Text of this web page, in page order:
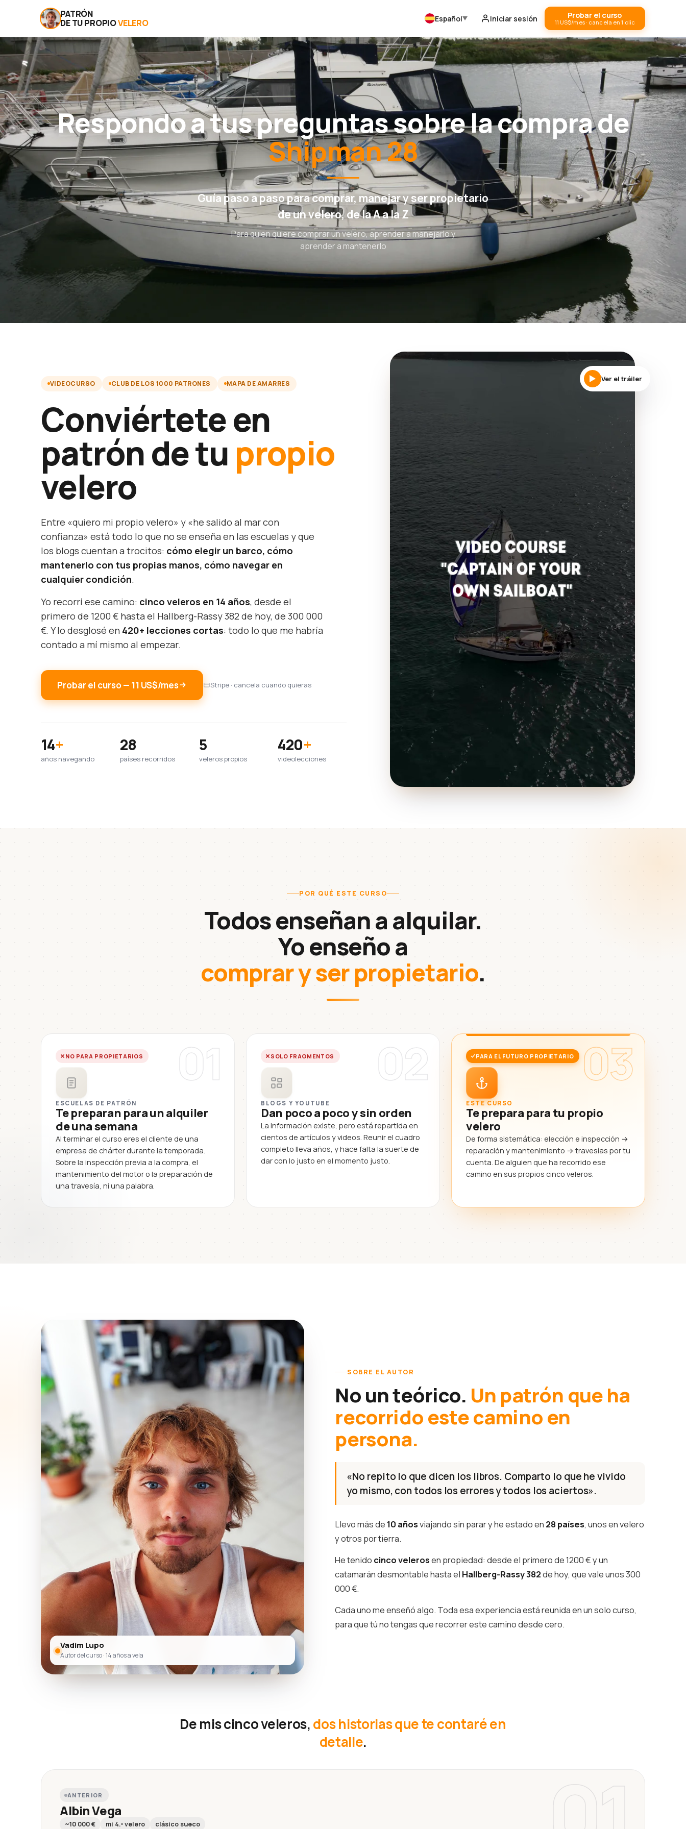
PATRÓN
DE TU PROPIOVELERO Español Iniciar sesión Probar el curso
11 US$/mes · cancela en 1 clic
Respondo a tus preguntas sobre la compra de
Shipman 28
Guía paso a paso para comprar, manejar y ser propietario
de un velero, de la A a la Z
Para quien quiere comprar un velero, aprender a manejarlo y
aprender a mantenerlo
VIDEOCURSO CLUB DE LOS 1000 PATRONES MAPA DE AMARRES
Conviértete en
patrón de tu propio
velero
Entre «quiero mi propio velero» y «he salido al mar con
confianza» está todo lo que no se enseña en las escuelas y que
los blogs cuentan a trocitos: cómo elegir un barco, cómo
mantenerlo con tus propias manos, cómo navegar en
cualquier condición.
Yo recorrí ese camino: cinco veleros en 14 años, desde el
primero de 1200 € hasta el Hallberg-Rassy 382 de hoy, de 300 000
€. Y lo desglosé en 420+ lecciones cortas: todo lo que me habría
contado a mí mismo al empezar.
Probar el curso — 11 US$/mes Stripe · cancela cuando quieras
14+
años navegando
28
países recorridos
5
veleros propios
420+
videolecciones
Ver el tráiler
POR QUÉ ESTE CURSO
Todos enseñan a alquilar.
Yo enseño a
comprar y ser propietario.
01
NO PARA PROPIETARIOS
ESCUELAS DE PATRÓN
Te preparan para un alquiler
de una semana
Al terminar el curso eres el cliente de una
empresa de chárter durante la temporada.
Sobre la inspección previa a la compra, el
mantenimiento del motor o la preparación de
una travesía, ni una palabra.
02
SOLO FRAGMENTOS
BLOGS Y YOUTUBE
Dan poco a poco y sin orden
La información existe, pero está repartida en
cientos de artículos y videos. Reunir el cuadro
completo lleva años, y hace falta la suerte de
dar con lo justo en el momento justo.
03
PARA EL FUTURO PROPIETARIO
ESTE CURSO
Te prepara para tu propio
velero
De forma sistemática: elección e inspección →
reparación y mantenimiento → travesías por tu
cuenta. De alguien que ha recorrido ese
camino en sus propios cinco veleros.
Vadim Lupo
Autor del curso · 14 años a vela
SOBRE EL AUTOR
No un teórico. Un patrón que ha
recorrido este camino en
persona.
«No repito lo que dicen los libros. Comparto lo que he vivido
yo mismo, con todos los errores y todos los aciertos».
Llevo más de 10 añosviajando sin parar y he estado en 28 países, unos en velero
y otros por tierra.
He tenido cinco velerosen propiedad: desde el primero de 1200 € y un
catamarán desmontable hasta el Hallberg-Rassy 382de hoy, que vale unos 300
000 €.
Cada uno me enseñó algo. Toda esa experiencia está reunida en un solo curso,
para que tú no tengas que recorrer este camino desde cero.
De mis cinco veleros,dos historias que te contaré en
detalle.
ANTERIOR
Albin Vega
~10 000 € mi 4.º velero clásico sueco